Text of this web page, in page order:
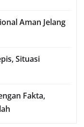
Aman Jelang
Situasi
Fakta,